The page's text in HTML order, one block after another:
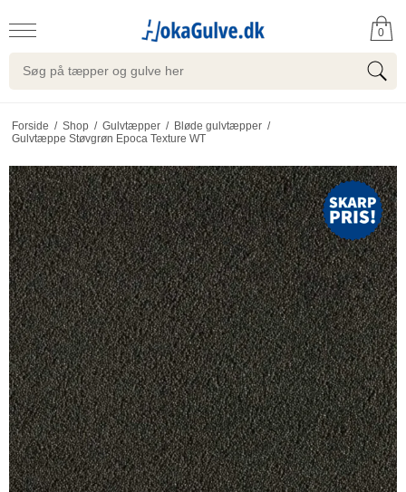
0
Forside / Shop / Gulvtæpper / Bløde gulvtæpper /
Gulvtæppe Støvgrøn Epoca Texture WT